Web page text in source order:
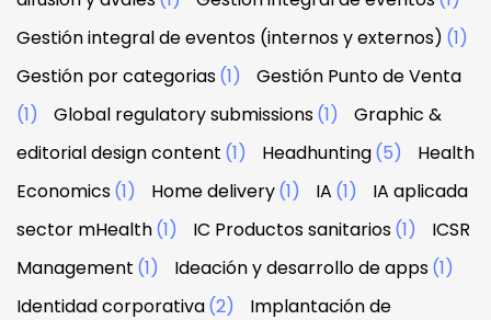
Gestión integral de eventos (internos y externos) (1)
Gestión por categorias(1)
Gestión Punto de Venta
(1)
Global regulatory submissions(1)
Graphic &
editorial design content (1) Headhunting(5)
Health
Economics(1) Home delivery(1) IA (1)
IA aplicada
sector mHealth(1) IC Productos sanitarios(1)
ICSR
Management (1) Ideación y desarrollo de apps(1)
Identidad corporativa(2)
Implantación de